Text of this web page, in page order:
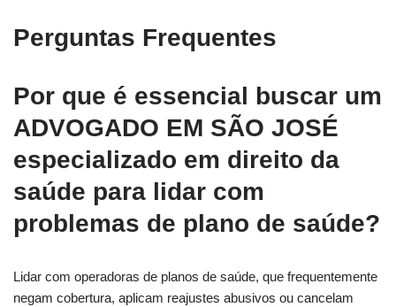
Perguntas Frequentes
Por que é essencial buscar um
ADVOGADO EM SÃO JOSÉ
especializado em direito da
saúde para lidar com
problemas de plano de saúde?
Lidar com operadoras de planos de saúde, que frequentemente
negam cobertura, aplicam reajustes abusivos ou cancelam